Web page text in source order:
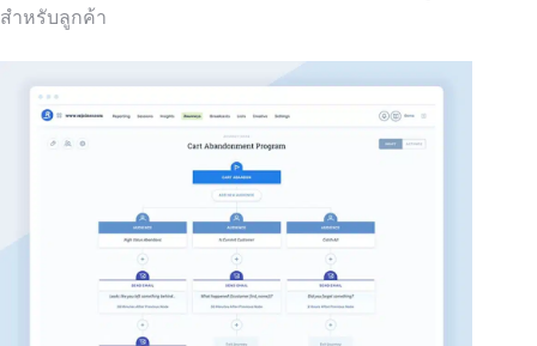
สำหรับลูกค้า